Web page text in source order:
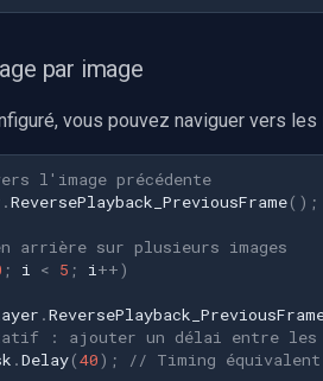
par image
vous pouvez naviguer vers
l'image précédente
.ReversePlayback_PreviousFrame();
arrière sur plusieurs images
; i < 5 ; i ++)
.
: ajouter un délai entre les
.Delay(40);
// Timing